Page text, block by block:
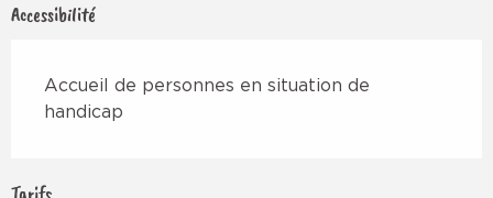
Accessibilité
Accueil de personnes en situation de
handicap